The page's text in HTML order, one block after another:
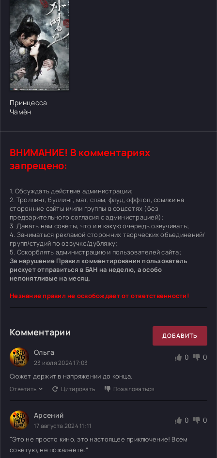
[/xfgiven_cvh_poster_urlcvh_poster_url]
Принцесса
Чамён
ВНИМАНИЕ! В комментариях
запрещено:
1. Обсуждать действие администрации;
2. Троллинг, буллинг, мат, спам, флуд, оффтоп, ссылки на
сторонние сайты и/или группы в соцсетях (без
предварительного согласия с администрацией);
3. Давать нам советы, что и в какую очередь озвучивать;
4. Заниматься рекламой сторонних творческих объединений/
групп/студий по озвучке/дубляжу;
5. Оскорблять администрацию и пользователей сайта;
За нарушение Правил комментирования пользователь
рискует отправиться в БАН на неделю, а особо
непонятливые на месяц.
Незнание правил не освобождает от ответственности!
Комментарии ДОБАВИТЬ
Ольга
23 июля 2024 17:03
0 0
Сюжет держит в напряжении до конца.
Ответить Цитировать Пожаловаться
Арсений
17 августа 2024 11:11
0 0
"Это не просто кино, это настоящее приключение! Всем
советую, не пожалеете."